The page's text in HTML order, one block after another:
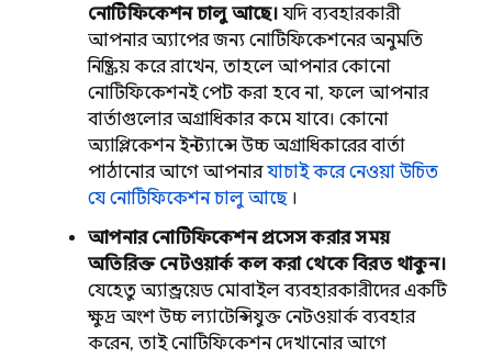
নোটিফিকেশন চালু আছে। যদি ব্যবহারকারী
আপনার অ্যাপের জন্য নোটিফিকেশনের অনুমতি
নিষ্ক্রিয় করে রাখেন, তাহলে আপনার কোনো
নোটিফিকেশনই পোস্ট করা হবে না, ফলে আপনার
বার্তাগুলোর অগ্রাধিকার কমে যাবে। কোনো
অ্যাপ্লিকেশন ইনস্ট্যান্সে উচ্চ অগ্রাধিকারের বার্তা
পাঠানোর আগে আপনারযাচাই করে নেওয়া উচিত
যে নোটিফিকেশন চালু আছে।
আপনার নোটিফিকেশন প্রসেস করার সময়
অতিরিক্ত নেটওয়ার্ক কল করা থেকে বিরত থাকুন।
যেহেতু অ্যান্ড্রয়েড মোবাইল ব্যবহারকারীদের একটি
ক্ষুদ্র অংশ উচ্চ ল্যাটেন্সিযুক্ত নেটওয়ার্ক ব্যবহার
করেন, তাই নোটিফিকেশন দেখানোর আগে